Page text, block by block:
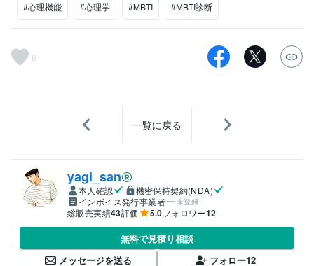
#心理機能 #心理学 #MBTI #MBTI診断
6
一覧に戻る
yagi_san
本人確認
機密保持契約(NDA)
インボイス発行事業者
未登録
総販売実績43評価 5.0フォロワー12
無料で見積り相談
メッセージを送る
フォロー12